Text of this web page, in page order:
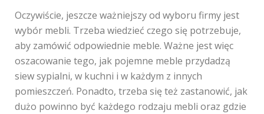
Oczywiście, jeszcze ważniejszy od wyboru firmy jest
wybór mebli. Trzeba wiedzieć czego się potrzebuje,
aby zamówić odpowiednie meble. Ważne jest więc
oszacowanie tego, jak pojemne meble przydadzą
siew sypialni, w kuchni i w każdym z innych
pomieszczeń. Ponadto, trzeba się też zastanowić, jak
dużo powinno być każdego rodzaju mebli oraz gdzie